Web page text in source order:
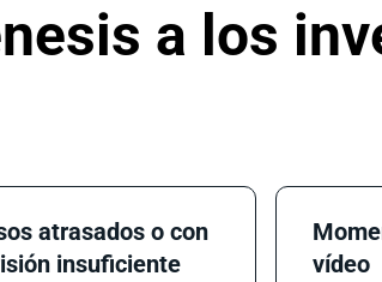
a los
atrasados o con
insuficiente
vídeo